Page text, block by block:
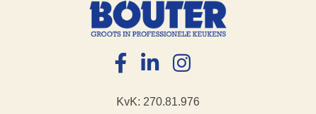
KvK: 270.81.976